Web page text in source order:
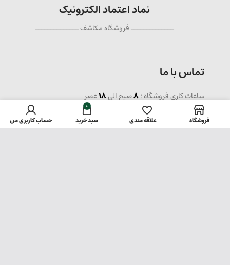
نماد اعتماد الکترونیک
ــــــــــــــ فروشگاه مکاشف ــــــــــــــ
تماس با ما
ساعات کاری فروشگاه :8صبح الی18عصر
شماره تماس فروشگاه :36870467 - 021
فروشگاه علاقه مندی
0
سبد خرید حساب کاربری من